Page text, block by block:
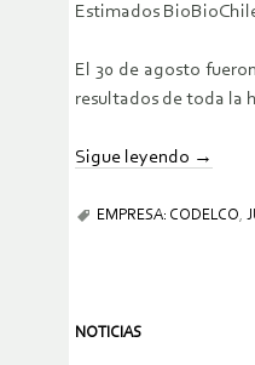
Estimados
El 30 de agosto
resultados de toda la
Sigue leyendo →
EMPRESA: CODELCO,
NOTICIAS